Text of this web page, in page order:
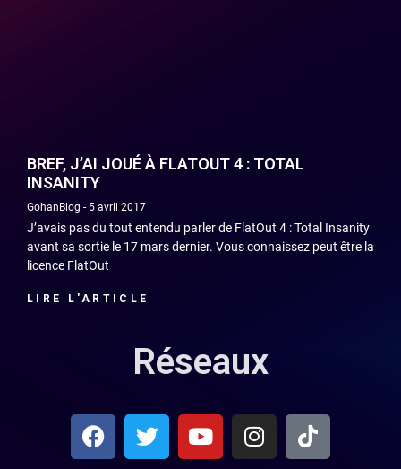
BREF, J’AI JOUÉ À FLATOUT 4 : TOTAL
INSANITY
GohanBlog 5 avril 2017
J’avais pas du tout entendu parler de FlatOut 4 : Total Insanity
avant sa sortie le 17 mars dernier. Vous connaissez peut être la
licence FlatOut
LIRE L'ARTICLE
Réseaux